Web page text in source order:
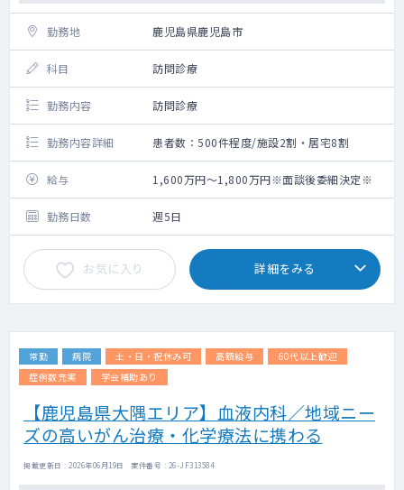
勤務地 鹿児島県鹿児島市
科目 訪問診療
勤務内容 訪問診療
勤務内容詳細 患者数：500件程度/施設2割・居宅8割
給与 1,600万円～1,800万円※面談後委細決定※
勤務日数 週5日
お気に入り 詳細をみる
常勤 病院 土・日・祝休み可 高額給与
60代以上歓迎
症例数充実
学会補助あり
【鹿児島県大隅エリア】血液内科／地域ニー
ズの高いがん治療・化学療法に携わる
掲載更新日 : 2026年06月19日 案件番号 : 26-JF313584